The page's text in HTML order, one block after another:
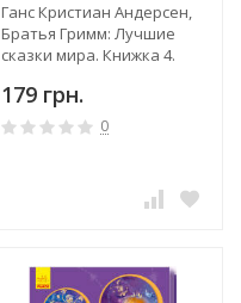
Ганс Кристиан Андерсен,
Братья Гримм: Лучшие
сказки мира. Книжка 4.
Метелица. Горшочек
каши. Новое платье
179 грн.
0